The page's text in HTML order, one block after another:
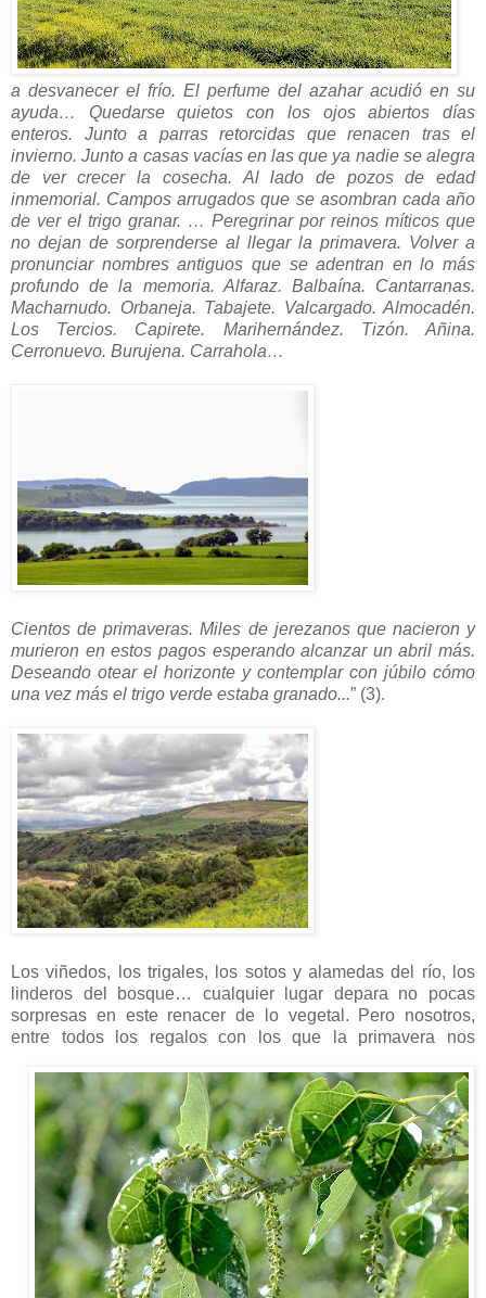
a desvanecer el frío. El perfume del azahar acudió en su
ayuda… Quedarse quietos con los ojos abiertos días
enteros. Junto a parras retorcidas que renacen tras el
invierno. Junto a casas vacías en las que ya nadie se alegra
de ver crecer la cosecha. Al lado de pozos de edad
inmemorial. Campos arrugados que se asombran cada año
de ver el trigo granar. … Peregrinar por reinos míticos que
no dejan de sorprenderse al llegar la primavera. Volver a
pronunciar nombres antiguos que se adentran en lo más
profundo de la memoria. Alfaraz. Balbaína. Cantarranas.
Macharnudo. Orbaneja. Tabajete. Valcargado. Almocadén.
Los Tercios. Capirete. Marihernández. Tizón. Añina.
Cerronuevo. Burujena. Carrahola…
Cientos de primaveras. Miles de jerezanos que nacieron y
murieron en estos pagos esperando alcanzar un abril más.
Deseando otear el horizonte y contemplar con júbilo cómo
una vez más el trigo verde estaba granado...” (3).
Los viñedos, los trigales, los sotos y alamedas del río, los
linderos del bosque… cualquier lugar depara no pocas
sorpresas en este renacer de lo vegetal. Pero nosotros,
entre todos los regaloscon los que la primavera nos